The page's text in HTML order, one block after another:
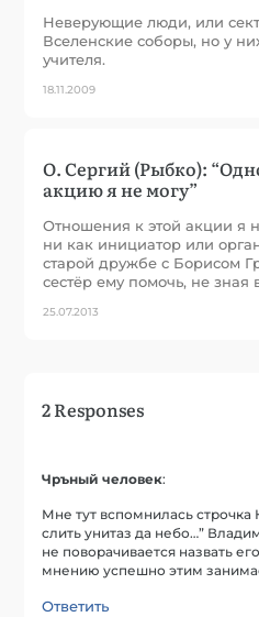
Неверующие люди, или
Вселенские соборы, но у
учителя.
18.11.2009
О. Сергий (Рыбко):
акцию я не могу”
Отношения к этой акции я
ни как инициатор или
старой дружбе с Борисом
сестёр ему помочь, не зная
25.07.2013
2 Responses
Чръный человек:
Мне тут вспомнилась
слить унитаз да небо…”
не поворачивается назвать
мнению успешно этим
Ответить